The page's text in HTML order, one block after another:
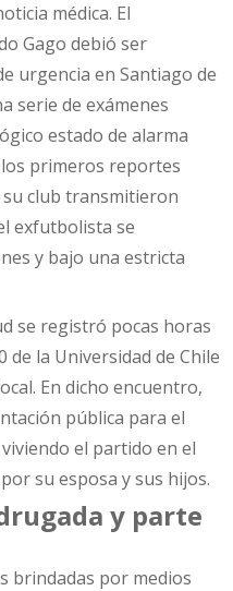
médica. El
Gago debió ser
urgencia en Santiago de
serie de exámenes
estado de alarma
primeros reportes
club transmitieron
exfutbolista se
y bajo una estricta
se registró pocas horas
de la Universidad de Chile
En dicho encuentro,
pública para el
el partido en el
su esposa y sus hijos.
y parte
brindadas por medios